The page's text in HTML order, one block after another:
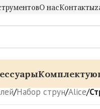
О насКонтакты
/Набор струн/Alice/